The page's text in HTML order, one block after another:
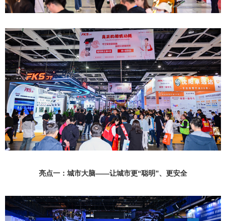
亮点一：城市大脑——让城市更“聪明”、更安全